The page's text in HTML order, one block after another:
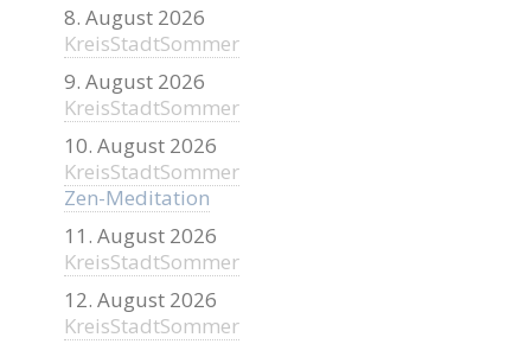
8. August 2026
KreisStadtSommer
9. August 2026
KreisStadtSommer
10. August 2026
KreisStadtSommer
Zen-Meditation
11. August 2026
KreisStadtSommer
12. August 2026
KreisStadtSommer